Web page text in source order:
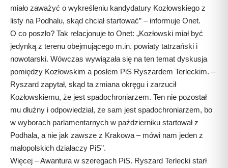
miało zaważyć o wykreśleniu kandydatury Kozłowskiego z
listy na Podhalu, skąd chciał startować” – informuje Onet.
O co poszło? Tak relacjonuje to Onet: „Kozłowski miał być
jedynką z terenu obejmującego m.in. powiaty tatrzański i
nowotarski. Wówczas wywiązała się na ten temat dyskusja
pomiędzy Kozłowskim a posłem PiS Ryszardem Terleckim. –
Ryszard zapytał, skąd ta zmiana okręgu i zarzucił
Kozłowskiemu, że jest spadochroniarzem. Ten nie pozostał
mu dłużny i odpowiedział, że sam jest spadochroniarzem, bo
w wyborach parlamentarnych w październiku startował z
Podhala, a nie jak zawsze z Krakowa – mówi nam jeden z
małopolskich działaczy PiS”.
Więcej –Awantura w szeregach PiS. Ryszard Terlecki starł